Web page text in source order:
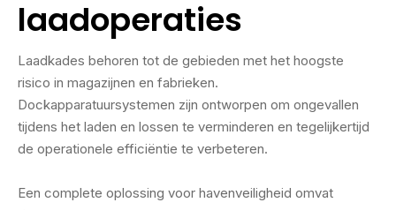
laadoperaties
Laadkades behoren tot de gebieden met het hoogste
risico in magazijnen en fabrieken.
Dockapparatuursystemen zijn ontworpen om ongevallen
tijdens het laden en lossen te verminderen en tegelijkertijd
de operationele efficiëntie te verbeteren.
Een complete oplossing voor havenveiligheid omvat